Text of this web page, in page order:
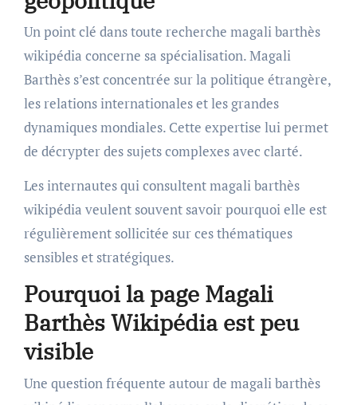
Un point clé dans toute recherche magali barthès
wikipédia concerne sa spécialisation. Magali
Barthès s’est concentrée sur la politique étrangère,
les relations internationales et les grandes
dynamiques mondiales. Cette expertise lui permet
de décrypter des sujets complexes avec clarté.
Les internautes qui consultent magali barthès
wikipédia veulent souvent savoir pourquoi elle est
régulièrement sollicitée sur ces thématiques
sensibles et stratégiques.
Pourquoi la page Magali
Barthès Wikipédia est peu
visible
Une question fréquente autour de magali barthès